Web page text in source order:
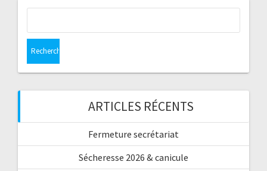
ARTICLES RÉCENTS
Fermeture secrétariat
Sécheresse 2026 & canicule